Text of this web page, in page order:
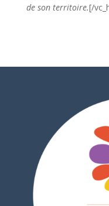
de son territoire.[/